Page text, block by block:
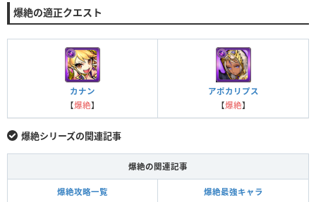
爆絶の適正クエスト
カナン
【爆絶】
アポカリプス
【爆絶】
爆絶シリーズの関連記事
爆絶の関連記事
爆絶攻略一覧 爆絶最強キャラ